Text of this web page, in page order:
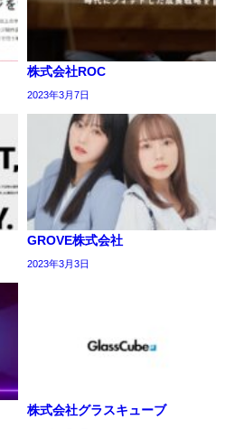
株式会社ROC
2023年3月7日
GROVE株式会社
2023年3月3日
株式会社グラスキューブ